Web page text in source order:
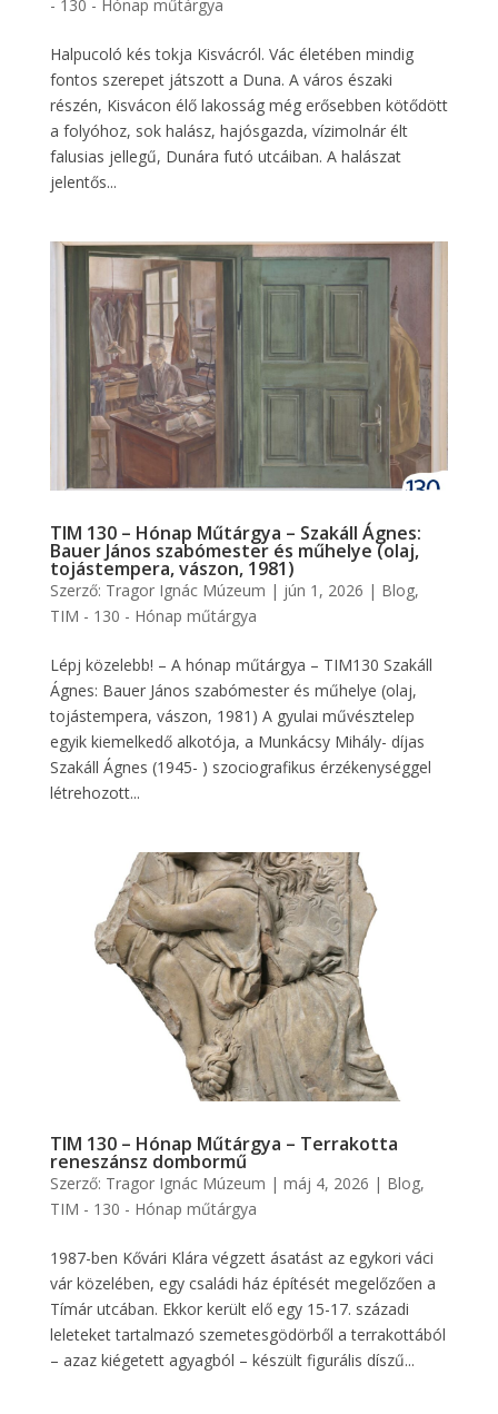
- 130 - Hónap műtárgya
Halpucoló kés tokja Kisvácról. Vác életében mindig
fontos szerepet játszott a Duna. A város északi
részén, Kisvácon élő lakosság még erősebben kötődött
a folyóhoz, sok halász, hajósgazda, vízimolnár élt
falusias jellegű, Dunára futó utcáiban. A halászat
jelentős...
TIM 130 – Hónap Műtárgya – Szakáll Ágnes:
Bauer János szabómester és műhelye (olaj,
tojástempera, vászon, 1981)
Szerző: Tragor Ignác Múzeum | jún 1, 2026 | Blog,
TIM - 130 - Hónap műtárgya
Lépj közelebb! – A hónap műtárgya – TIM130 Szakáll
Ágnes: Bauer János szabómester és műhelye (olaj,
tojástempera, vászon, 1981) A gyulai művésztelep
egyik kiemelkedő alkotója, a Munkácsy Mihály- díjas
Szakáll Ágnes (1945- ) szociografikus érzékenységgel
létrehozott...
TIM 130 – Hónap Műtárgya – Terrakotta
reneszánsz dombormű
Szerző: Tragor Ignác Múzeum | máj 4, 2026 | Blog,
TIM - 130 - Hónap műtárgya
1987-ben Kővári Klára végzett ásatást az egykori váci
vár közelében, egy családi ház építését megelőzően a
Tímár utcában. Ekkor került elő egy 15-17. századi
leleteket tartalmazó szemetesgödörből a terrakottából
– azaz kiégetett agyagból – készült figurális díszű...